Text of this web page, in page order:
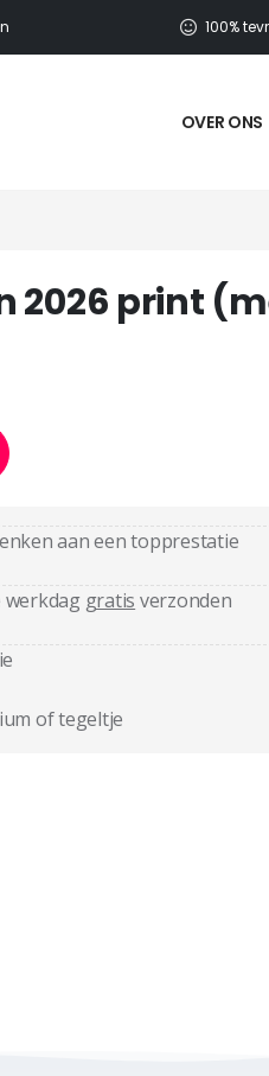
100%
OVER ONS
2026 print
aan een topprestatie
werkdag gratis verzonden
of tegeltje